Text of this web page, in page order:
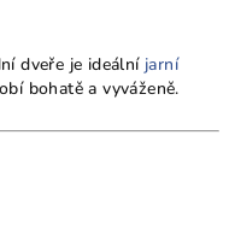
dveře je ideální jarní
bohatě a vyváženě.